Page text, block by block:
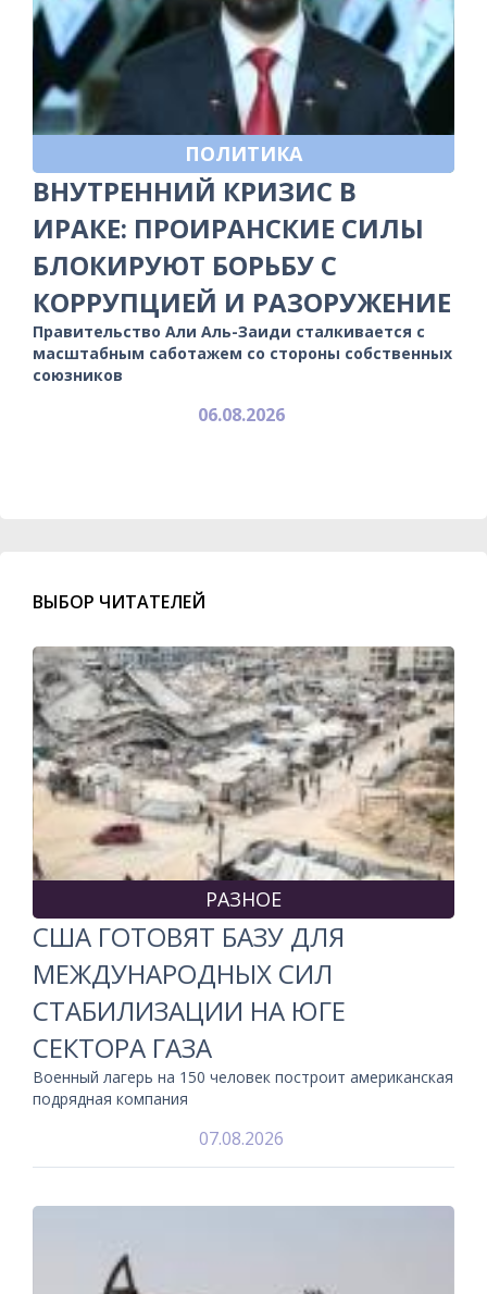
ПОЛИТИКА
ВНУТРЕННИЙ КРИЗИС В
ИРАКЕ: ПРОИРАНСКИЕ СИЛЫ
БЛОКИРУЮТ БОРЬБУ С
КОРРУПЦИЕЙ И РАЗОРУЖЕНИЕ
Правительство Али Аль-Заиди сталкивается с
масштабным саботажем со стороны собственных
союзников
06.08.2026
ВЫБОР ЧИТАТЕЛЕЙ
РАЗНОЕ
США ГОТОВЯТ БАЗУ ДЛЯ
МЕЖДУНАРОДНЫХ СИЛ
СТАБИЛИЗАЦИИ НА ЮГЕ
СЕКТОРА ГАЗА
Военный лагерь на 150 человек построит американская
подрядная компания
07.08.2026